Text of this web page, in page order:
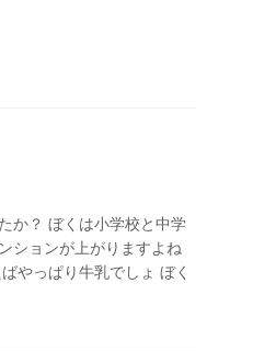
か？ ぼくは小学校と中学
ションが上がりますよね
やっぱり牛乳でしょ ぼく